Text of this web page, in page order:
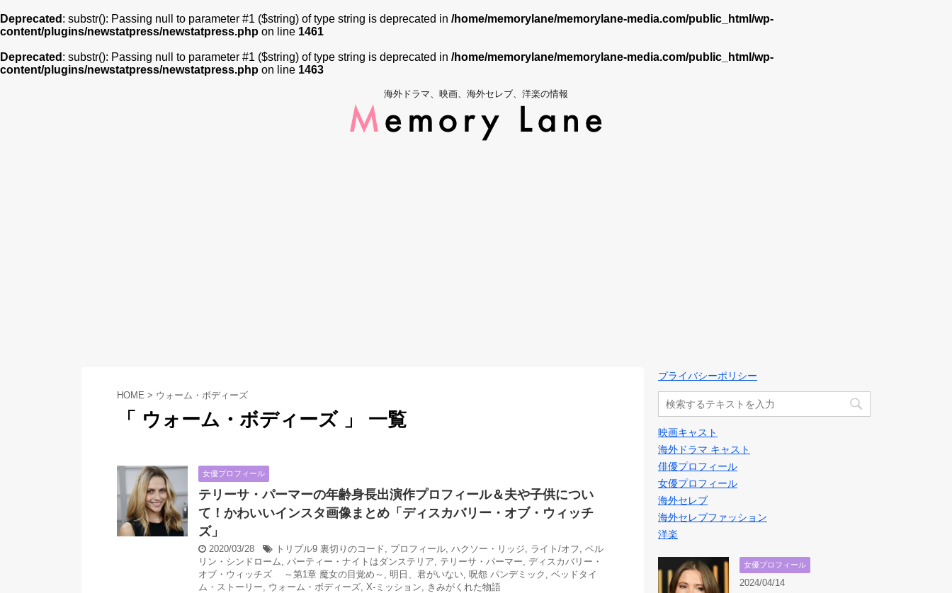
Deprecated : substr(): Passing null to parameter #1 ($string) of type string is deprecated in /home/memorylane/memorylane-media.com/public_html/wp-
content/plugins/newstatpress/newstatpress.php on line 1461
Deprecated : substr(): Passing null to parameter #1 ($string) of type string is deprecated in /home/memorylane/memorylane-media.com/public_html/wp-
content/plugins/newstatpress/newstatpress.php on line 1463
海外ドラマ、映画、海外セレブ、洋楽の情報
HOME > ウォーム・ボディーズ
「 ウォーム・ボディーズ 」 一覧
女優プロフィール
テリーサ・パーマーの年齢身長出演作プロフィール＆夫や子供につい
て！かわいいインスタ画像まとめ「ディスカバリー・オブ・ウィッチ
ズ」
2020/03/28 トリプル9 裏切りのコード, プロフィール, ハクソー・リッジ, ライト/オフ, ベル
リン・シンドローム, パーティー・ナイトはダンステリア, テリーサ・パーマー, ディスカバリー・
オブ・ウィッチズ ～第1章 魔女の目覚め～ , 明日、君がいない, 呪怨 パンデミック , ベッドタイ
ム・ストーリー, ウォーム・ボディーズ, X-ミッション, きみがくれた物語
プライバシーポリシー
映画キャスト
海外ドラマ キャスト
俳優プロフィール
女優プロフィール
海外セレブ
海外セレブファッション
洋楽
女優プロフィール
2024/04/14